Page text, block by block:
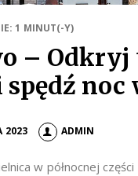
1 MINUT(-Y)
–
noc
2023 ADMIN
w północnej